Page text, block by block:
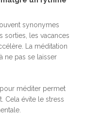
synonymes
sorties, les vacances
La méditation
ne pas se laisser
méditer permet
Cela évite le stress